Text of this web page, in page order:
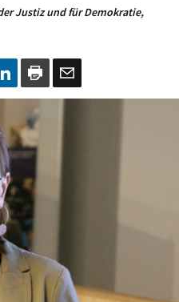
Justiz und für Demokratie,